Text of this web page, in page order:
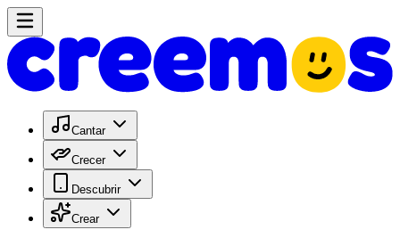
Cantar
Crecer
Descubrir
Crear